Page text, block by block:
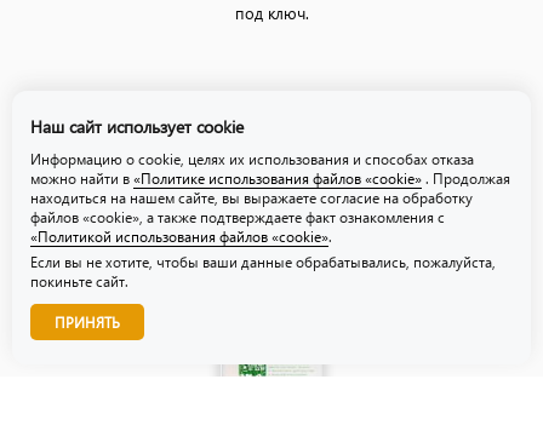
под ключ.
Политика использования файлов «cookie»
Звоните нам!
Наш сайт использует cookie
Информацию о cookie, целях их использования и способах отказа
можно найти в «Политике использования файлов «cookie» . Продолжая
находиться на нашем сайте, вы выражаете согласие на обработку
файлов «cookie», а также подтверждаете факт ознакомления с
«Политикой использования файлов «cookie».
Если вы не хотите, чтобы ваши данные обрабатывались, пожалуйста,
покиньте сайт.
ПРИНЯТЬ